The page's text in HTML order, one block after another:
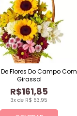
3x de R$ 53,95
R$161,85
Flores Do Campo Com
Girassol